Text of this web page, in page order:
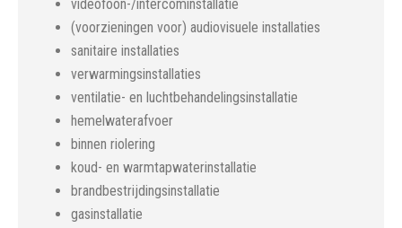
videofoon-/intercominstallatie
(voorzieningen voor) audiovisuele installaties
sanitaire installaties
verwarmingsinstallaties
ventilatie- en luchtbehandelingsinstallatie
hemelwaterafvoer
binnen riolering
koud- en warmtapwaterinstallatie
brandbestrijdingsinstallatie
gasinstallatie